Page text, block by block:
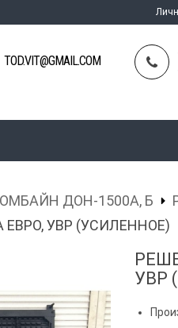
TOD.VIT@GMAIL.COM
ДОН-1500А, Б
УВР (УСИЛЕННОЕ)
УВР